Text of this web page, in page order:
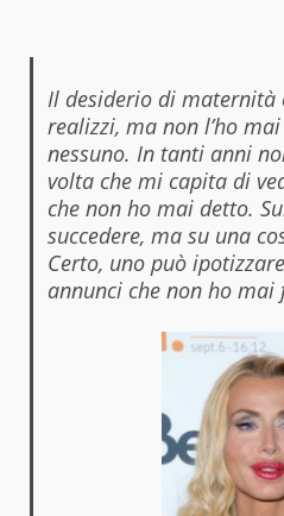
Il desiderio di maternità
realizzi, ma non l’ho
nessuno. In tanti anni
volta che mi capita di
che non ho mai detto.
succedere, ma su una
Certo, uno può
annunci che non ho mai